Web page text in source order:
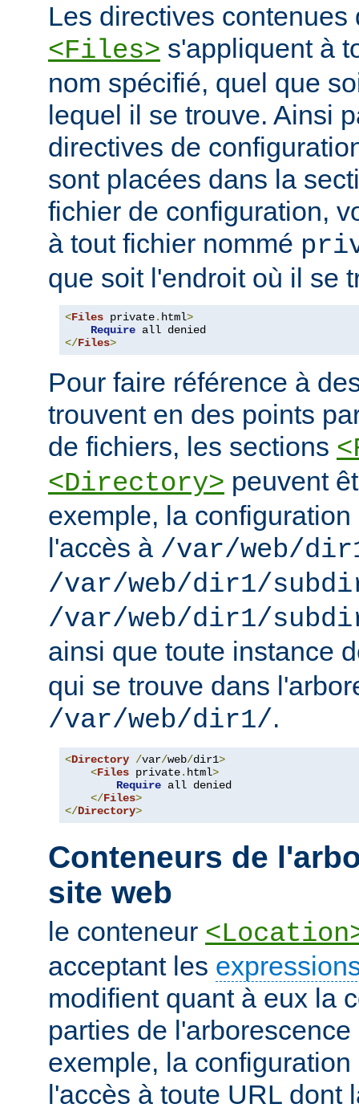
Les directives contenues
<Files> s'appliquent à
nom spécifié, quel que
lequel il se trouve. Ainsi
directives de
sont placées dans la
fichier de configuration,
à tout fichier nommé
que soit l'endroit où il se
<Files private. html>
Require
</Files>
Pour faire référence à
trouvent en des points
de fichiers, les sections
<Directory> peuvent
exemple, la
l'accès à /var/web/
/var/web/dir1/
/var/web/dir1/
ainsi que toute instance
qui se trouve dans
/var/web/dir1/.
<Directory /var/web/dir1>
<Files private. html>
Require all denied
</Files>
</Directory>
Conteneurs de
site web
le conteneur
acceptant les
modifient quant à eux la
parties de
exemple, la
l'accès à toute URL dont